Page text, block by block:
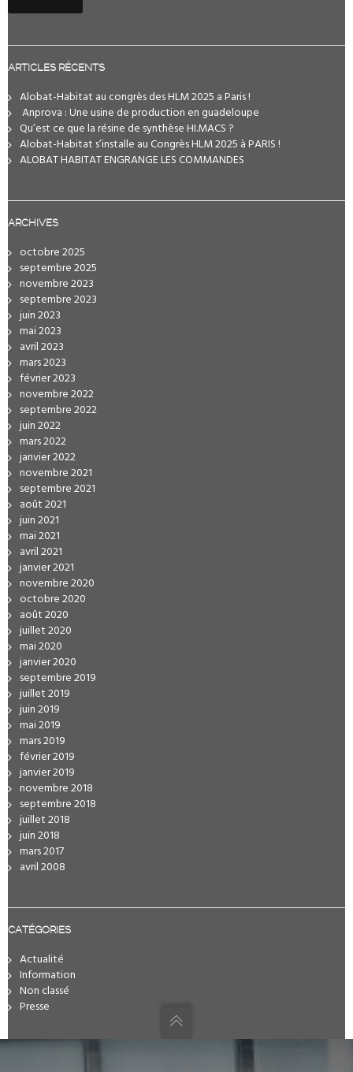
ARTICLES RÉCENTS
Alobat-Habitat au congrès des HLM 2025 a Paris !
️ Anprova : Une usine de production en guadeloupe
Qu’est ce que la résine de synthèse HI.MACS ?
Alobat-Habitat s’installe au Congrès HLM 2025 à PARIS !
ALOBAT HABITAT ENGRANGE LES COMMANDES
ARCHIVES
octobre 2025
septembre 2025
novembre 2023
septembre 2023
juin 2023
mai 2023
avril 2023
mars 2023
février 2023
novembre 2022
septembre 2022
juin 2022
mars 2022
janvier 2022
novembre 2021
septembre 2021
août 2021
juin 2021
mai 2021
avril 2021
janvier 2021
novembre 2020
octobre 2020
août 2020
juillet 2020
mai 2020
janvier 2020
septembre 2019
juillet 2019
juin 2019
mai 2019
mars 2019
février 2019
janvier 2019
novembre 2018
septembre 2018
juillet 2018
juin 2018
mars 2017
avril 2008
CATÉGORIES
Actualité
Information
Non classé
Presse